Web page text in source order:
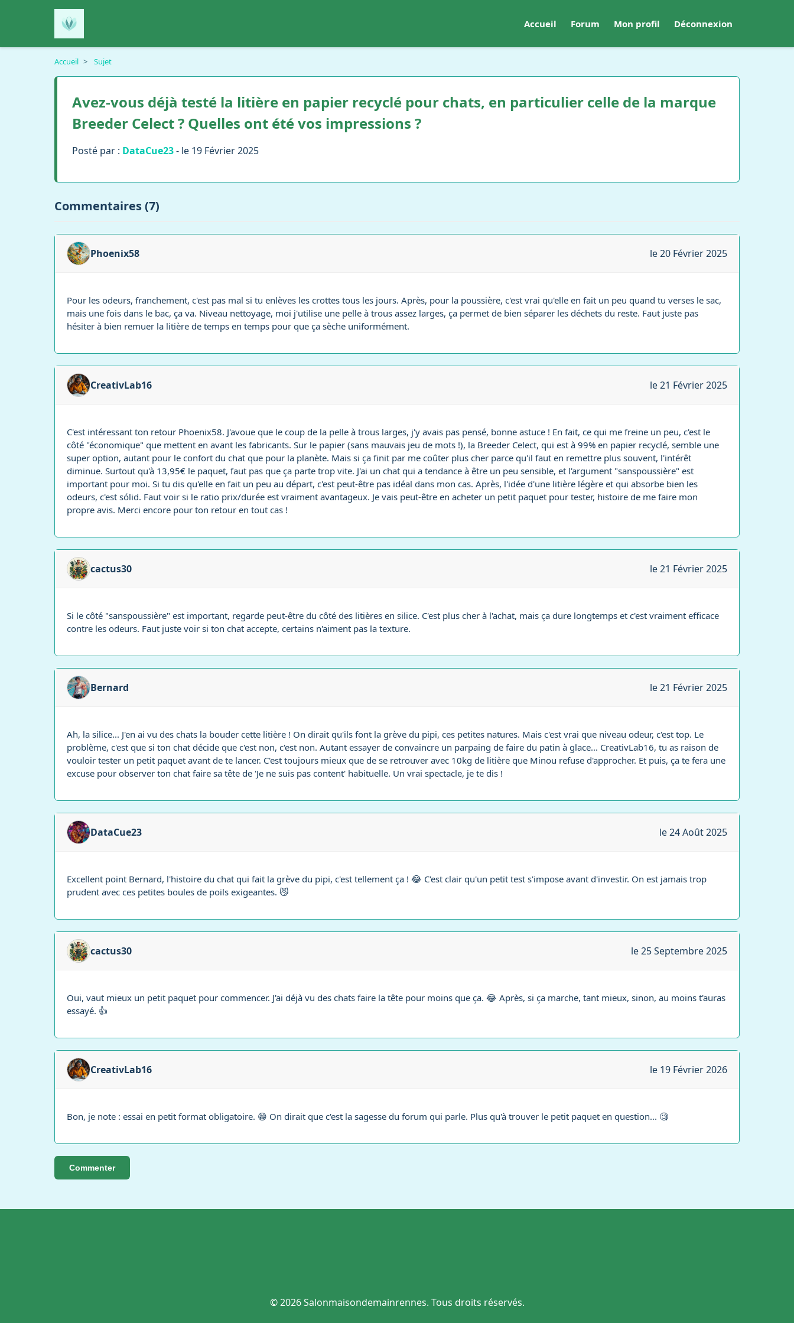
Accueil Forum Mon profil Déconnexion
Accueil > Sujet
Avez-vous déjà testé la litière en papier recyclé pour chats, en particulier celle de la marque
Breeder Celect ? Quelles ont été vos impressions ?
Posté par : DataCue23- le 19 Février 2025
Commentaires (7)
Phoenix58 le 20 Février 2025
Pour les odeurs, franchement, c'est pas mal si tu enlèves les crottes tous les jours. Après, pour la poussière, c'est vrai qu'elle en fait un peu quand tu verses le sac,
mais une fois dans le bac, ça va. Niveau nettoyage, moi j'utilise une pelle à trous assez larges, ça permet de bien séparer les déchets du reste. Faut juste pas
hésiter à bien remuer la litière de temps en temps pour que ça sèche uniformément.
CreativLab16 le 21 Février 2025
C'est intéressant ton retour Phoenix58. J'avoue que le coup de la pelle à trous larges, j'y avais pas pensé, bonne astuce ! En fait, ce qui me freine un peu, c'est le
côté "économique" que mettent en avant les fabricants. Sur le papier (sans mauvais jeu de mots !), la Breeder Celect, qui est à 99% en papier recyclé, semble une
super option, autant pour le confort du chat que pour la planète. Mais si ça finit par me coûter plus cher parce qu'il faut en remettre plus souvent, l'intérêt
diminue. Surtout qu'à 13,95€ le paquet, faut pas que ça parte trop vite. J'ai un chat qui a tendance à être un peu sensible, et l'argument "sanspoussière" est
important pour moi. Si tu dis qu'elle en fait un peu au départ, c'est peut-être pas idéal dans mon cas. Après, l'idée d'une litière légère et qui absorbe bien les
odeurs, c'est sólid. Faut voir si le ratio prix/durée est vraiment avantageux. Je vais peut-être en acheter un petit paquet pour tester, histoire de me faire mon
propre avis. Merci encore pour ton retour en tout cas !
cactus30 le 21 Février 2025
Si le côté "sanspoussière" est important, regarde peut-être du côté des litières en silice. C'est plus cher à l'achat, mais ça dure longtemps et c'est vraiment efficace
contre les odeurs. Faut juste voir si ton chat accepte, certains n'aiment pas la texture.
Bernard le 21 Février 2025
Ah, la silice... J'en ai vu des chats la bouder cette litière ! On dirait qu'ils font la grève du pipi, ces petites natures. Mais c'est vrai que niveau odeur, c'est top. Le
problème, c'est que si ton chat décide que c'est non, c'est non. Autant essayer de convaincre un parpaing de faire du patin à glace... CreativLab16, tu as raison de
vouloir tester un petit paquet avant de te lancer. C'est toujours mieux que de se retrouver avec 10kg de litière que Minou refuse d'approcher. Et puis, ça te fera une
excuse pour observer ton chat faire sa tête de 'Je ne suis pas content' habituelle. Un vrai spectacle, je te dis !
DataCue23 le 24 Août 2025
Excellent point Bernard, l'histoire du chat qui fait la grève du pipi, c'est tellement ça ! 😂 C'est clair qu'un petit test s'impose avant d'investir. On est jamais trop
prudent avec ces petites boules de poils exigeantes. 😼
cactus30 le 25 Septembre 2025
Oui, vaut mieux un petit paquet pour commencer. J'ai déjà vu des chats faire la tête pour moins que ça. 😂 Après, si ça marche, tant mieux, sinon, au moins t'auras
essayé. 👍
CreativLab16 le 19 Février 2026
Bon, je note : essai en petit format obligatoire. 😁 On dirait que c'est la sagesse du forum qui parle. Plus qu'à trouver le petit paquet en question... 🧐
Commenter
© 2026 Salonmaisondemainrennes. Tous droits réservés.